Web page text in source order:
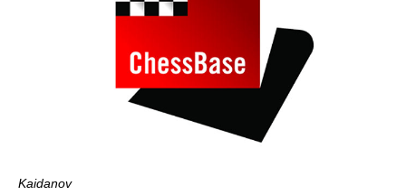
Kaidanov